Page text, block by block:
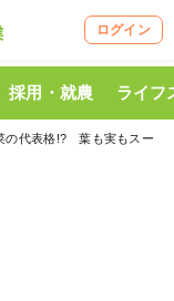
ログイン
採用・就農 ライフ
の代表格!? 葉も実もスー